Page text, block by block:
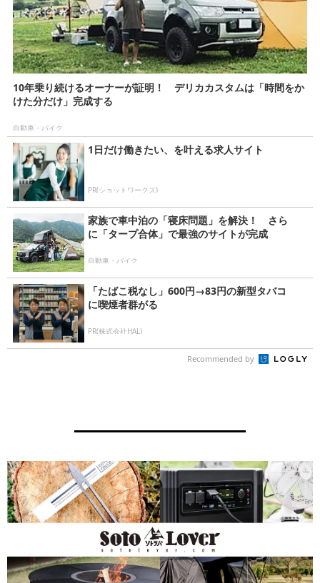
10年乗り続けるオーナーが証明！ デリカカスタムは「時間をか
けた分だけ」完成する
自動車・バイク
1日だけ働きたい、を叶える求人サイト
PR(ショットワークス)
家族で車中泊の「寝床問題」を解決！ さら
に「タープ合体」で最強のサイトが完成
自動車・バイク
「たばこ税なし」600円→83円の新型タバコ
に喫煙者群がる
PR(株式会社HAL)
Recommended by